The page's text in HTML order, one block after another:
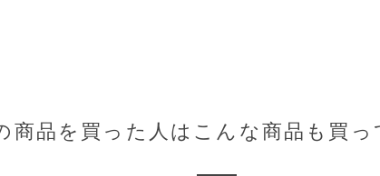
商品を買った人はこんな商品も買っ